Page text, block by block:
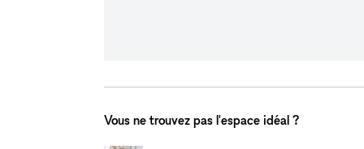
Vous ne trouvez pas l'espace idéal ?